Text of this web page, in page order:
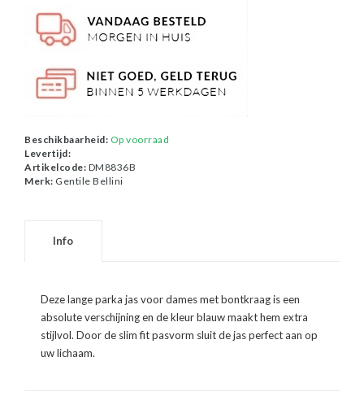
Beschikbaarheid: Op voorraad
Levertijd:
Artikelcode: DM8836B
Merk: Gentile Bellini
Info
Deze lange parka jas voor dames met bontkraag is een
absolute verschijning en de kleur blauw maakt hem extra
stijlvol. Door de slim fit pasvorm sluit de jas perfect aan op
uw lichaam.